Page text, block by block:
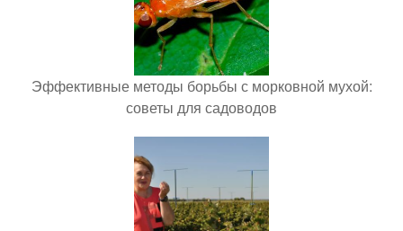
Эффективные методы борьбы с морковной мухой:
советы для садоводов